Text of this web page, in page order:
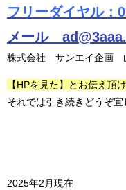
フリーダイヤル：
メール
株式会社 サンエイ企画
【HPを見た】とお伝え頂
それでは引き続きどうぞ宜
2025年2月現在